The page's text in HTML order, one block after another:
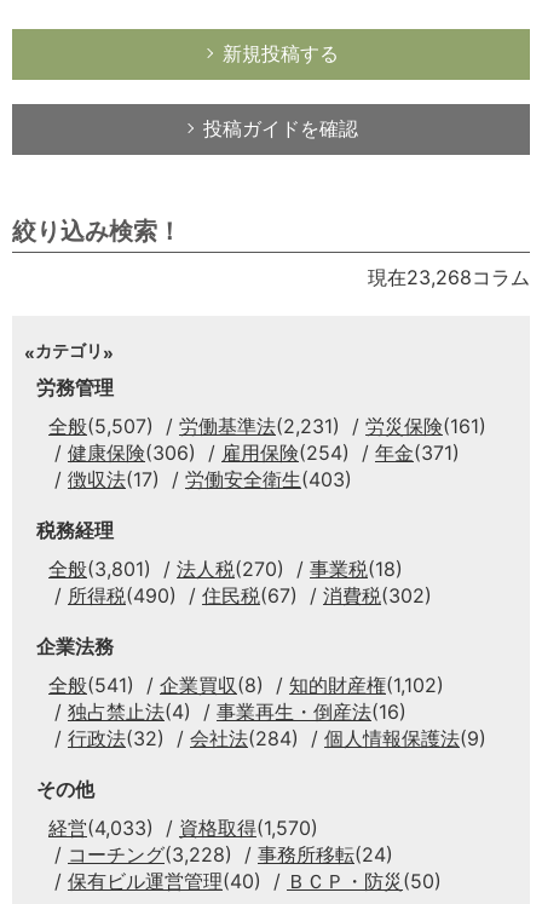
新規投稿する
投稿ガイドを確認
絞り込み検索！
現在23,268コラム
カテゴリ
労務管理
全般(5,507) 労働基準法(2,231) 労災保険(161)
健康保険(306) 雇用保険(254) 年金(371)
徴収法(17) 労働安全衛生(403)
税務経理
全般(3,801) 法人税(270) 事業税(18)
所得税(490) 住民税(67) 消費税(302)
企業法務
全般(541) 企業買収(8) 知的財産権(1,102)
独占禁止法(4) 事業再生・倒産法(16)
行政法(32) 会社法(284) 個人情報保護法(9)
その他
経営(4,033) 資格取得(1,570)
コーチング(3,228) 事務所移転(24)
保有ビル運営管理(40) ＢＣＰ・防災 (50)